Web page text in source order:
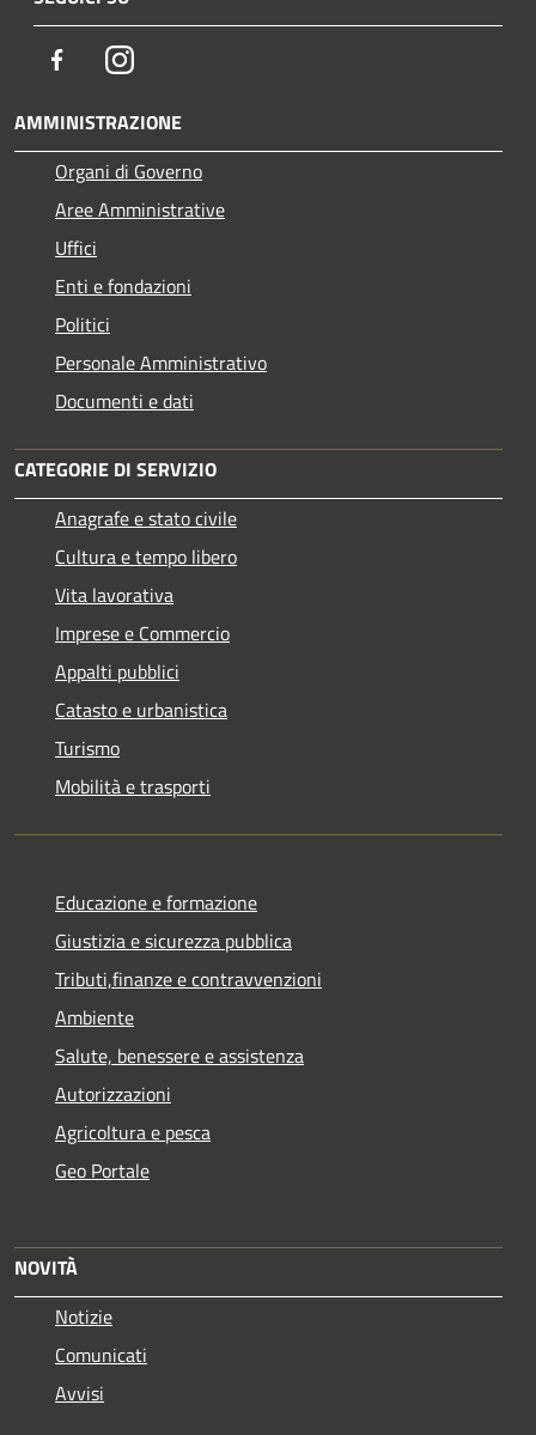
FacebookInstagram
AMMINISTRAZIONE
Organi di Governo
Aree Amministrative
Uffici
Enti e fondazioni
Politici
Personale Amministrativo
Documenti e dati
CATEGORIE DI SERVIZIO
Anagrafe e stato civile
Cultura e tempo libero
Vita lavorativa
Imprese e Commercio
Appalti pubblici
Catasto e urbanistica
Turismo
Mobilità e trasporti
Educazione e formazione
Giustizia e sicurezza pubblica
Tributi,finanze e contravvenzioni
Ambiente
Salute, benessere e assistenza
Autorizzazioni
Agricoltura e pesca
Geo Portale
NOVITÀ
Notizie
Comunicati
Avvisi